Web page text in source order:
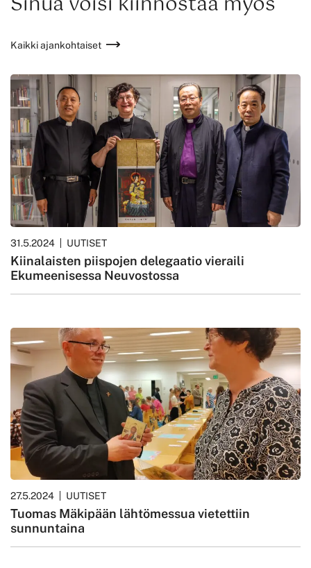
Kaikki ajankohtaiset
31.5.2024 UUTISET
Kiinalaisten piispojen delegaatio vieraili
Ekumeenisessa Neuvostossa
27.5.2024 UUTISET
Tuomas Mäkipään lähtömessua vietettiin
sunnuntaina